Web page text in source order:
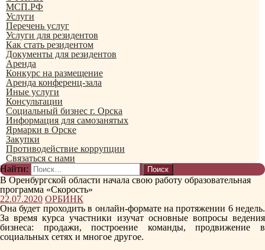
МСП.РФ
Услуги
Перечень услуг
Услуги для резидентов
Как стать резидентом
Документы для резидентов
Аренда
Конкурс на размещение
Аренда конференц-зала
Иные услуги
Консультации
Социальный бизнес г. Орска
Информация для самозанятых
Ярмарки в Орске
Закупки
Противодействие коррупции
Связаться с нами
Найти:
В Оренбургской области начала свою работу образовательная
программа «Скорость»
22.07.2020 ОРБИНК
Она будет проходить в онлайн-формате на протяжении 6 недель.
За время курса участники изучат основные вопросы ведения
бизнеса: продажи, построение команды, продвижение в
социальных сетях и многое другое.